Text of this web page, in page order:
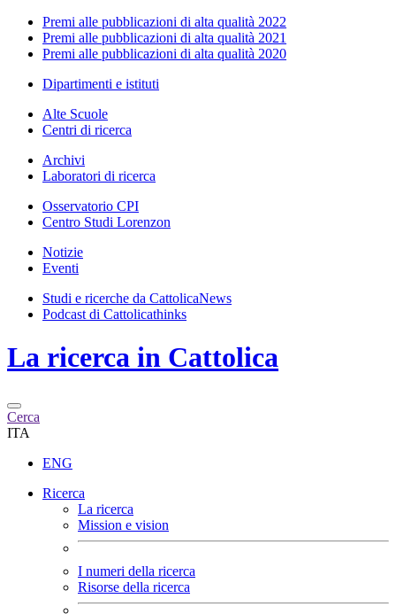
Premi alle pubblicazioni di alta qualità 2022
Premi alle pubblicazioni di alta qualità 2021
Premi alle pubblicazioni di alta qualità 2020
Dipartimenti e istituti
Alte Scuole
Centri di ricerca
Archivi
Laboratori di ricerca
Osservatorio CPI
Centro Studi Lorenzon
Notizie
Eventi
Studi e ricerche da CattolicaNews
Podcast di Cattolicathinks
La ricerca in Cattolica
Cerca
ITA
ENG
Ricerca
La ricerca
Mission e vision
I numeri della ricerca
Risorse della ricerca